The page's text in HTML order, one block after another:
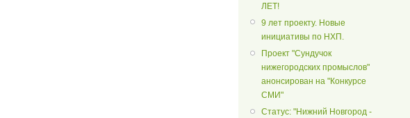
ЛЕТ!
9 лет проекту. Новые
инициативы по НХП.
Проект "Сундучок
нижегородских промыслов"
анонсирован на "Конкурсе
СМИ"
Статус: "Нижний Новгород -